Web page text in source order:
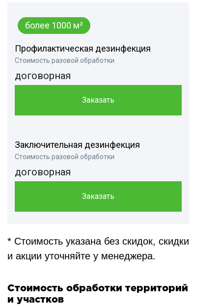
более 1000 м²
Профилактическая дезинфекция
Стоимость разовой обработки
договорная
Заказать
Заключительная дезинфекция
Стоимость разовой обработки
договорная
Заказать
* Стоимость указана без скидок, скидки
и акции уточняйте у менеджера.
Стоимость обработки территорий
и участков